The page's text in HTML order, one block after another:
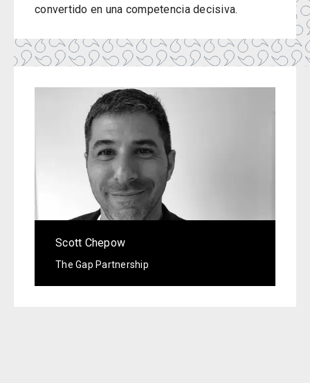
convertido en una competencia decisiva.
Scott Chepow
The Gap Partnership